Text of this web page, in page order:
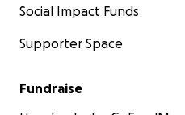
Social Impact Funds
Supporter Space
Fundraise